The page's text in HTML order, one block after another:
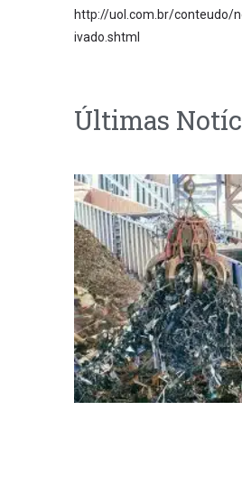
http://uol.com.br/conteudo/
ivado.shtml
Últimas